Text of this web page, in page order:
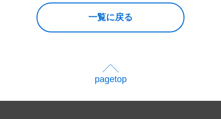
一覧に戻る
pagetop